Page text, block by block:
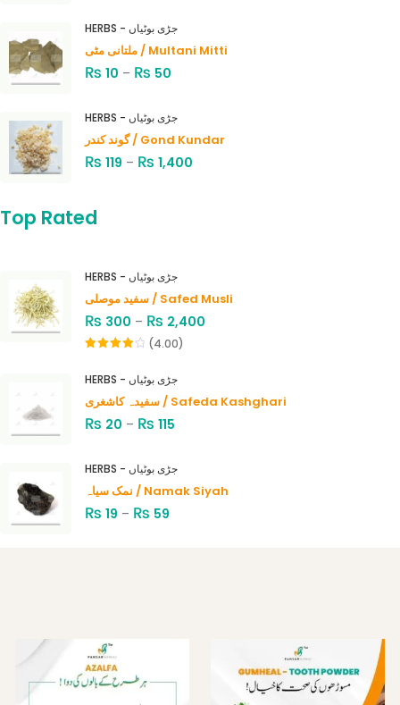
HERBS - جڑی بوٹیاں
ملتانی مٹی / Multani Mitti
₨ 10 – ₨ 50
HERBS - جڑی بوٹیاں
گوند کندر / Gond Kundar
₨ 119 – ₨ 1,400
Top Rated
HERBS - جڑی بوٹیاں
سفید موصلی / Safed Musli
₨ 300 – ₨ 2,400
of 5
(4.00)
HERBS - جڑی بوٹیاں
سفیدہ کاشغری / Safeda Kashghari
₨ 20 – ₨ 115
HERBS - جڑی بوٹیاں
نمک سیاہ / Namak Siyah
₨ 19 – ₨ 59